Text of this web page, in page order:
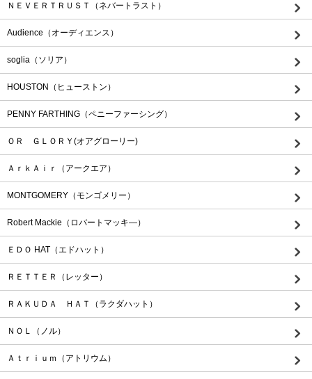
ＮＥＶＥＲＴＲＵＳＴ（ネバートラスト）
Audience（オーディエンス）
soglia（ソリア）
HOUSTON（ヒューストン）
PENNY FARTHING（ペニーファーシング）
ＯＲ ＧＬＯＲＹ(オアグローリー)
ＡｒｋＡｉｒ（アークエア）
MONTGOMERY（モンゴメリー）
Robert Mackie（ロバートマッキ―）
ＥＤＯ HAT（エドハット）
ＲＥＴＴＥＲ（レッター）
ＲＡＫＵＤＡ ＨＡＴ（ラクダハット）
ＮＯＬ（ノル）
Ａｔｒｉｕｍ（アトリウム）